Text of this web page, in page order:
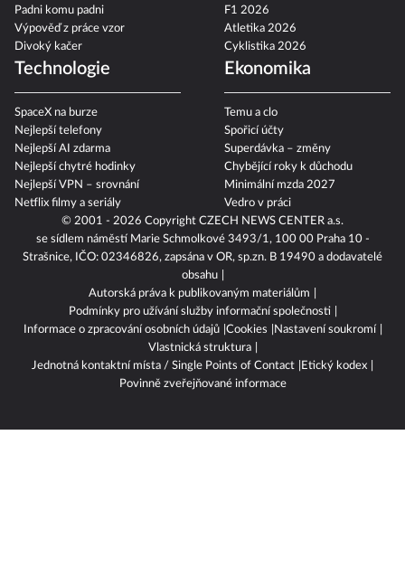
© 2001 - 2026 Copyright CZECH NEWS CENTER a.s.
se sídlem náměstí Marie Schmolkové 3493/1, 100 00 Praha 10 -
Strašnice, IČO: 02346826, zapsána v OR, sp.zn. B 19490 a dodavatelé
obsahu
Autorská práva k publikovaným materiálům
Podmínky pro užívání služby informační společnosti
Informace o zpracování osobních údajů Cookies
Nastavení soukromí
Vlastnická struktura
Jednotná kontaktní místa / Single Points of Contact
Etický kodex
Povinně zveřejňované informace
Padni komu padni
Výpověď z práce vzor
Divoký kačer
F1 2026
Atletika 2026
Cyklistika 2026
Technologie
SpaceX na burze
Nejlepší telefony
Nejlepší AI zdarma
Nejlepší chytré hodinky
Nejlepší VPN – srovnání
Netflix filmy a seriály
Ekonomika
Temu a clo
Spořicí účty
Superdávka – změny
Chybějící roky k důchodu
Minimální mzda 2027
Vedro v práci